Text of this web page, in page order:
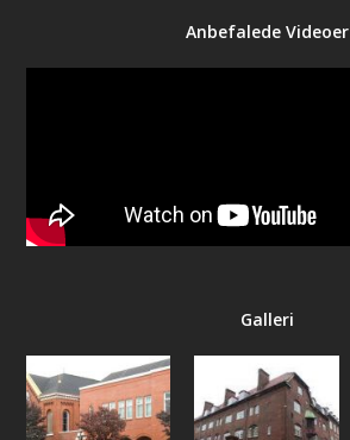
Anbefalede Videoer
Galleri